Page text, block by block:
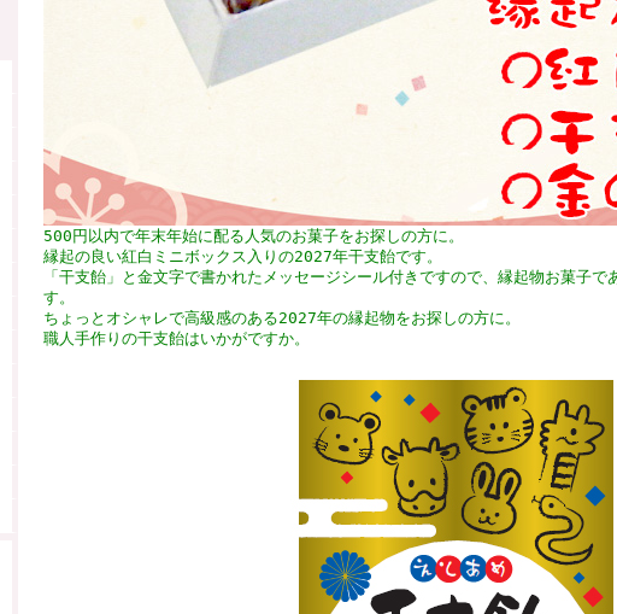
500円以内で年末年始に配る人気のお菓子をお探しの方に。
縁起の良い紅白ミニボックス入りの2027年干支飴です。
「干支飴」と金文字で書かれたメッセージシール付きですので、縁起物お菓子で
す。
ちょっとオシャレで高級感のある2027年の縁起物をお探しの方に。
職人手作りの干支飴はいかがですか。